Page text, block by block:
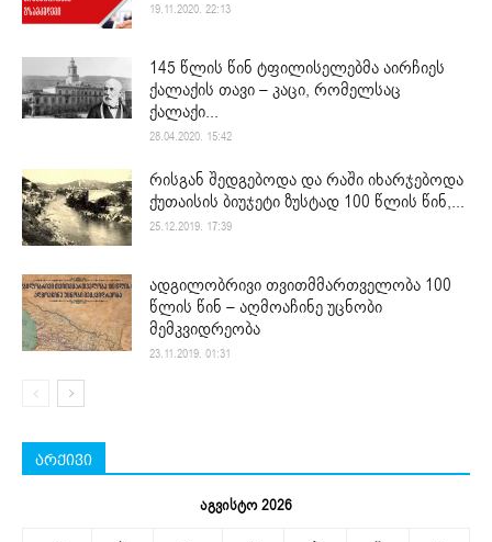
19.11.2020. 22:13
145 წლის წინ ტფილისელებმა აირჩიეს
ქალაქის თავი – კაცი, რომელსაც
ქალაქი...
28.04.2020. 15:42
რისგან შედგებოდა და რაში იხარჯებოდა
ქუთაისის ბიუჯეტი ზუსტად 100 წლის წინ,...
25.12.2019. 17:39
ადგილობრივი თვითმმართველობა 100
წლის წინ – აღმოაჩინე უცნობი
მემკვიდრეობა
23.11.2019. 01:31
არქივი
აგვისტო 2026